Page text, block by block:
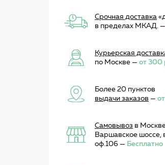
Срочная доставка
в пределах МКАД. —
Курьерская
по Москве — от 300
Более 20 пунктов
выдачи заказов —
Самовывоз в
Варшавское шоссе,
оф.106 — Бесплатно